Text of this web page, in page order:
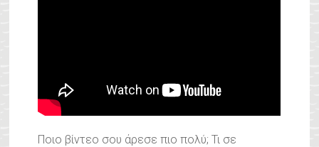
Ποιο βίντεο σου άρεσε πιο πολύ; Τι σε